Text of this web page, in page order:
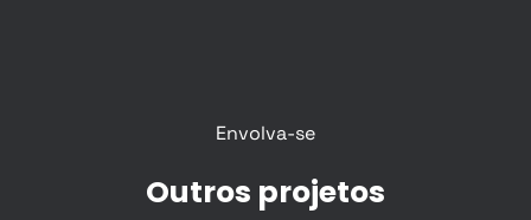
Envolva-se
Outros projetos